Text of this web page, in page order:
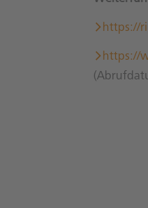
https://
https://